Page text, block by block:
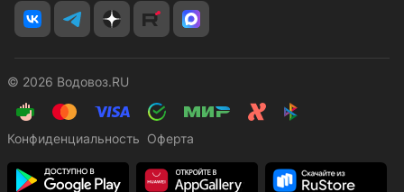
© 2026 Водовоз.RU
Конфиденциальность Оферта